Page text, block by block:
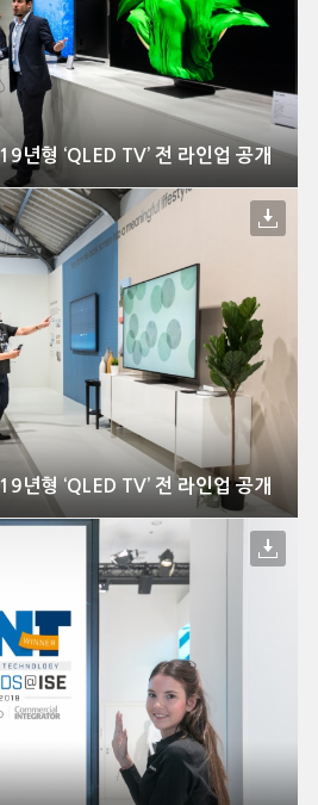
년형 ‘QLED TV’ 전 라인업 공개
년형 ‘QLED TV’ 전 라인업 공개